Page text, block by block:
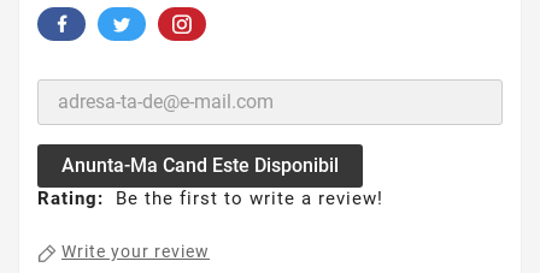
Anunta-Ma Cand Este Disponibil
Rating: Be the first to write a review!
Write your review